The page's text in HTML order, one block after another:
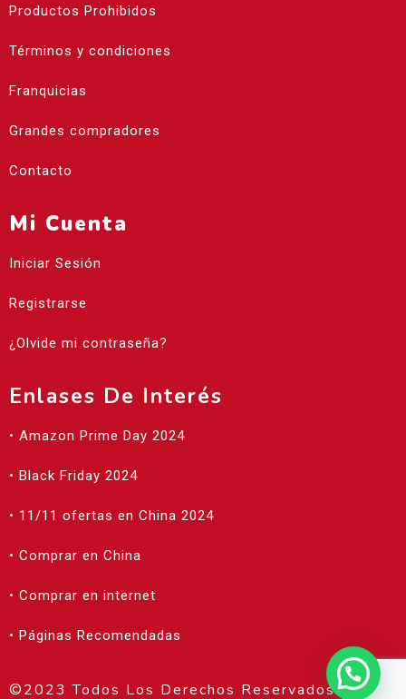
Productos Prohibidos
Términos y condiciones
Franquicias
Grandes compradores
Contacto
Mi Cuenta
Iniciar Sesión
Registrarse
¿Olvide mi contraseña?
Enlases De Interés
• Amazon Prime Day 2024
• Black Friday 2024
• 11/11 ofertas en China 2024
• Comprar en China
• Comprar en internet
• Páginas Recomendadas
©2023 Todos Los Derechos Reservados |